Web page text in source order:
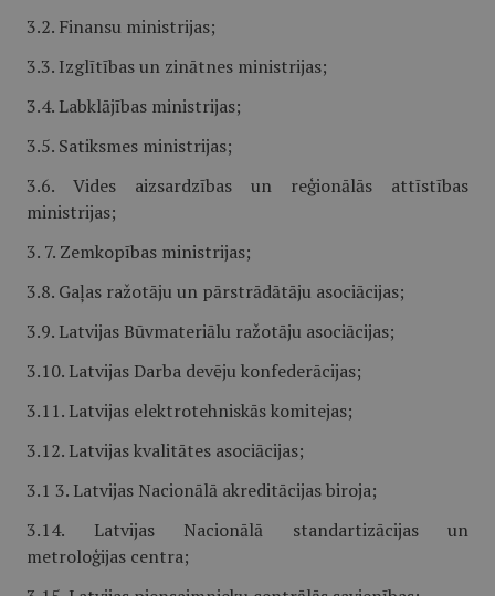
3.2. Finansu ministrijas;
3.3. Izglītības un zinātnes ministrijas;
3.4. Labklājības ministrijas;
3.5. Satiksmes ministrijas;
3.6. Vides aizsardzības un reģionālās attīstības
ministrijas;
3. 7. Zemkopības ministrijas;
3.8. Gaļas ražotāju un pārstrādātāju asociācijas;
3.9. Latvijas Būvmateriālu ražotāju asociācijas;
3.10. Latvijas Darba devēju konfederācijas;
3.11. Latvijas elektrotehniskās komitejas;
3.12. Latvijas kvalitātes asociācijas;
3.1 3. Latvijas Nacionālā akreditācijas biroja;
3.14. Latvijas Nacionālā standartizācijas un
metroloģijas centra;